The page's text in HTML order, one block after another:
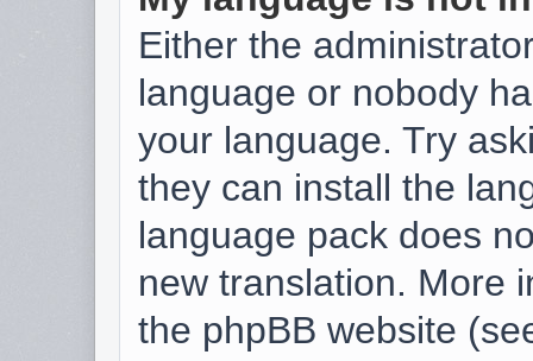
Either the
language or nobody
your language. Try
they can install the
language pack does
new translation. More
the phpBB website